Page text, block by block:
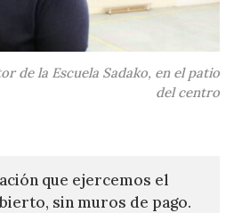
de la Escuela Sadako, en el patio
del centro
que ejercemos el
sin muros de pago.